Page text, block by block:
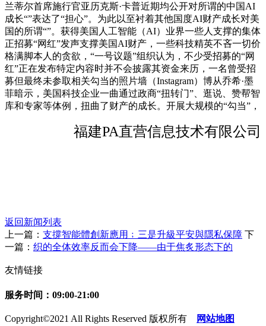
兰蒂尔首席施行官亚历克斯·卡普近期均公开对所谓的中国AI
成长“”表达了“担心”。为此以至衬着其他国度AI财产成长对美
国的所谓“”。获得美国人工智能（AI）业界一些人支撑的集体
正招募“网红”发声支撑美国AI财产，一些科技精英不吝一切价
格满脚本人的贪欲，“一号议题”组织认为，不少受招募的“网
红”正在发布特定内容时并不会披露其资金来历，一名曾受招
募但最终未参取相关勾当的照片墙（Instagram）博从乔希·墨
菲暗示，美国科技企业一曲通过政商“扭转门”、逛说、赞帮智
库和专家等体例，扭曲了财产的成长。开展大规模的“勾当”，
福建PA直营信息技术有限公司
返回新闻列表
上一篇： 支撐智能體創新應用﹔三是升級平安與隱私保障 下
一篇： 织的全体效率反而会下降——由于焦炙形态下的
友情链接
服务时间：09:00-21:00
Copyright©2021 All Rights Reserved 版权所有 网站地图